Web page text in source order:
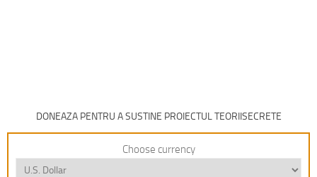
DONEAZA PENTRU A SUSTINE PROIECTUL TEORIISECRETE
Choose currency